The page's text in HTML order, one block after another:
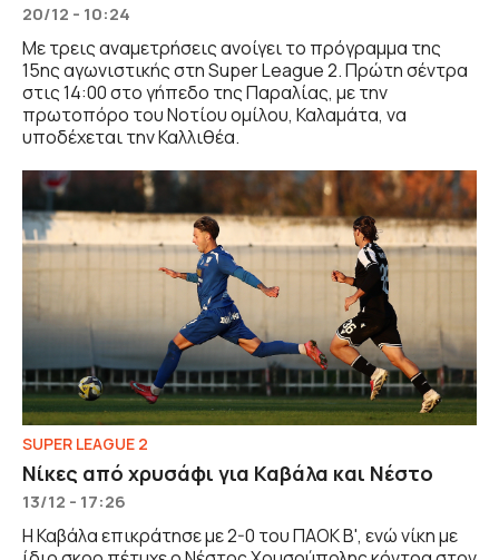
20/12 - 10:24
Με τρεις αναμετρήσεις ανοίγει το πρόγραμμα της
15ης αγωνιστικής στη Super League 2. Πρώτη σέντρα
στις 14:00 στο γήπεδο της Παραλίας, με την
πρωτοπόρο του Νοτίου ομίλου, Καλαμάτα, να
υποδέχεται την Καλλιθέα.
SUPER LEAGUE 2
Νίκες από χρυσάφι για Καβάλα και Νέστο
13/12 - 17:26
Η Καβάλα επικράτησε με 2-0 του ΠΑΟΚ Β', ενώ νίκη με